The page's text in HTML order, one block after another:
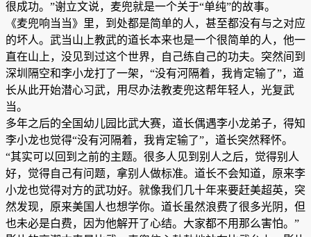
很成功。”谢立文说，麦兜就是一个关于“单纯”的故事。
《麦兜响当当》里，到处都是简单的人，甚至都没有与之对应
的坏人。武当山上教武的道长本来也是一个很简单的人，他一
直在山上，没见到过这个世界，自己练自己的功夫。突然间到
深圳隔空和李小龙打了一架，“没有河隔着，我肯定输了”，道
长从此开始潜心习武，用尽办法教麦兜这帮年轻人，光复武
当。
多年之后的全国幼儿园比武大赛，道长偶遇李小龙弟子，得知
李小龙也觉得“没有河隔着，我肯定输了”，道长突然释怀。
“其实可以回到之前的主题。很多人见到别人之后，觉得别人
好，觉得自己有问题，拿别人做标准。道长不会知道，原来李
小龙也觉得对方的武功好。就像我们几十年来要赶美超英，突
然发现，原来美国人也想学你。道长虽然浪费了很多光阴，但
也未必是白费，因为他解开了心结。大家都不用那么害怕。”